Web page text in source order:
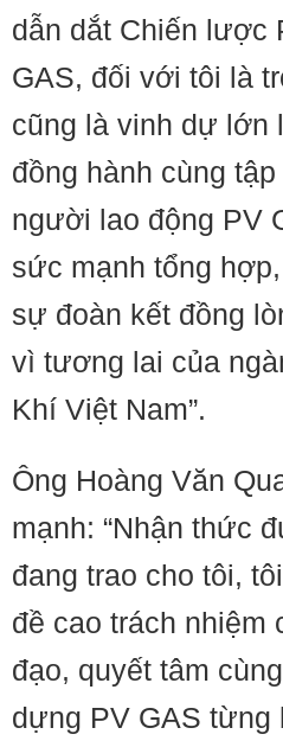
dẫn dắt Chiến lược
GAS, đối với tôi là
cũng là vinh dự lớn
đồng hành cùng
người lao động PV
sức mạnh tổng
sự đoàn kết đồng
vì tương lai của
Khí Việt Nam”.
Ông Hoàng Văn
mạnh: “Nhận thức
đang trao cho tôi,
đề cao trách nhiệm
đạo, quyết tâm
dựng PV GAS từng